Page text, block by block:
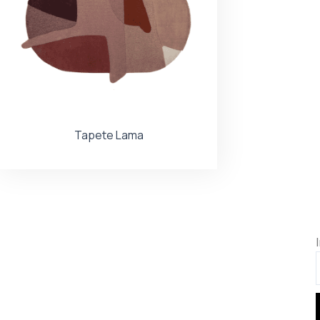
Tapete Lama